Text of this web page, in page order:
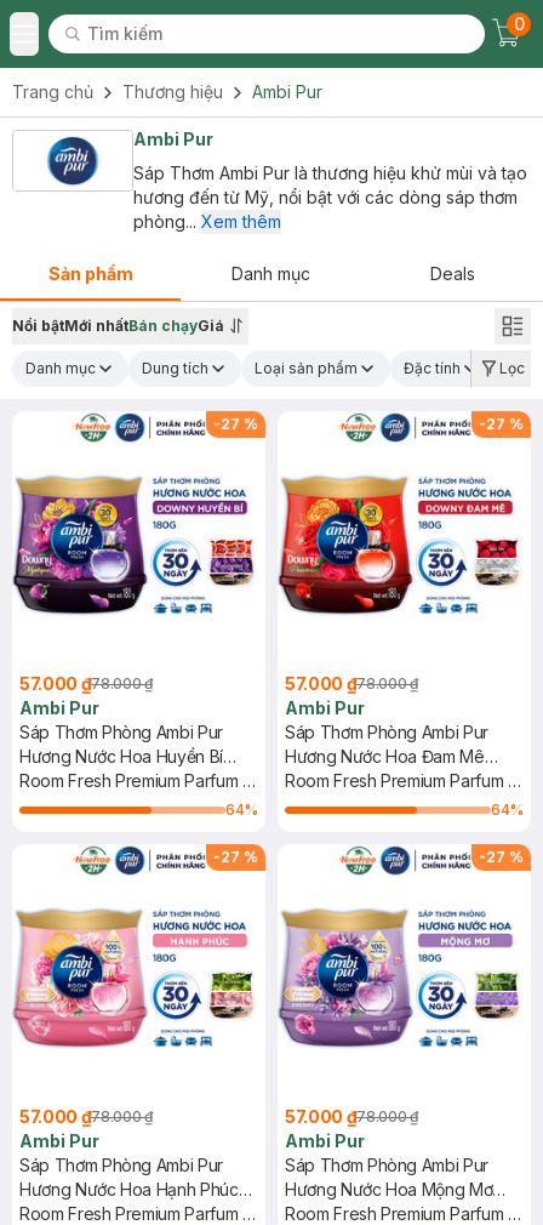
Toggle Menu
Tìm kiếm
Tìm kiếm
0
Trang chủ Thương hiệu Ambi Pur
Ambi Pur
Sáp Thơm Ambi Pur là thương hiệu khử mùi và tạo
hương đến từ Mỹ, nổi bật với các dòng sáp thơm
phòng... Xem thêm
Sản phẩm Danh mục Deals
Nổi bậtMới nhấtBán chạyGiá
Danh mục Dung tích Loại sản phẩm Đặc tính Lọc
-27 %
57.000 ₫78.000 ₫
Ambi Pur
Sáp Thơm Phòng Ambi Pur
Hương Nước Hoa Huyền Bí
180g
Room Fresh Premium Parfum -
Mystique
64%
-27 %
57.000 ₫78.000 ₫
Ambi Pur
Sáp Thơm Phòng Ambi Pur
Hương Nước Hoa Đam Mê
180g
Room Fresh Premium Parfum -
Passion
64%
-27 %
57.000 ₫78.000 ₫
Ambi Pur
Sáp Thơm Phòng Ambi Pur
Hương Nước Hoa Hạnh Phúc
180g
Room Fresh Premium Parfum -
-27 %
57.000 ₫78.000 ₫
Ambi Pur
Sáp Thơm Phòng Ambi Pur
Hương Nước Hoa Mộng Mơ
180g
Room Fresh Premium Parfum -